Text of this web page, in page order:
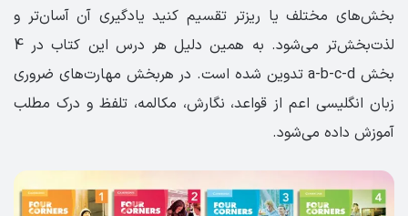
بخش‌های مختلف یا ریزتر تقسیم کنید یادگیری آن آسان‌تر و
لذت‌بخش‌تر می‌شود. به همین دلیل هر درس این کتاب در 4
بخش a-b-c-d تدوین شده است. در هربخش مهارت‌های ضروری
زبان انگلیسی اعم از قواعد، نگارش، مکالمه، تلفظ و درک مطلب
آموزش داده می‌شود.